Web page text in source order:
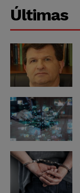
Últimas